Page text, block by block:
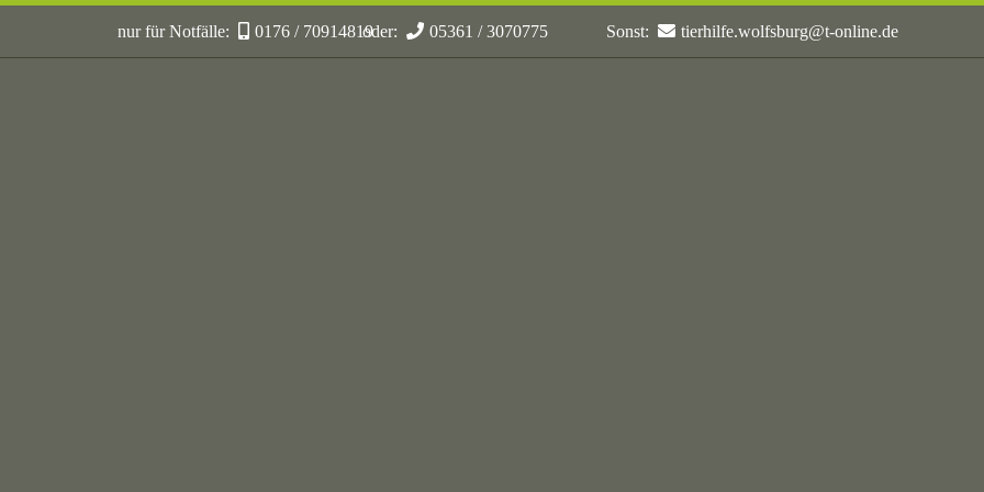
nur für Notfälle: 0176 / 70914819oder: 05361 / 3070775 Sonst: tierhilfe.wolfsburg@t-online.de